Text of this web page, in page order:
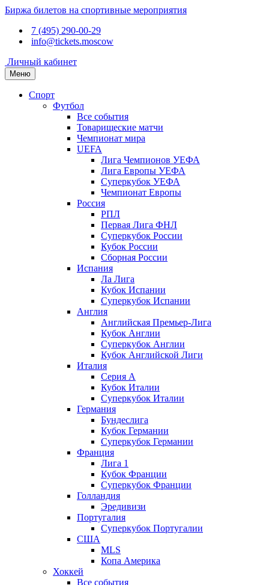
Биржа билетов на спортивные мероприятия
7 (495) 290-00-29
info@tickets.moscow
Личный кабинет
Меню
Спорт
Футбол
Все события
Товарищеские матчи
Чемпионат мира
UEFA
Лига Чемпионов УЕФА
Лига Европы УЕФА
Суперкубок УЕФА
Чемпионат Европы
Россия
РПЛ
Первая Лига ФНЛ
Суперкубок России
Кубок России
Сборная России
Испания
Ла Лига
Кубок Испании
Суперкубок Испании
Англия
Английская Премьер-Лига
Кубок Англии
Суперкубок Англии
Кубок Английской Лиги
Италия
Серия А
Кубок Италии
Суперкубок Италии
Германия
Бундеслига
Кубок Германии
Суперкубок Германии
Франция
Лига 1
Кубок Франции
Суперкубок Франции
Голландия
Эредивизи
Португалия
Суперкубок Португалии
США
MLS
Копа Америка
Хоккей
Все события